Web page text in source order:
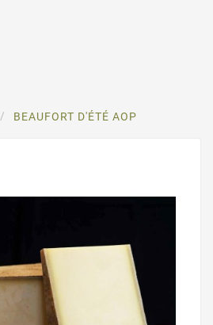
BEAUFORT D'ÉTÉ AOP